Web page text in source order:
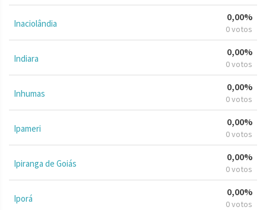
Inaciolândia
0,00%
0 votos
Indiara
0,00%
0 votos
Inhumas
0,00%
0 votos
Ipameri
0,00%
0 votos
Ipiranga de Goiás
0,00%
0 votos
Iporá
0,00%
0 votos